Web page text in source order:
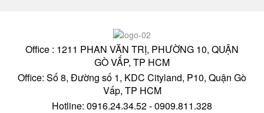
Office : 1211 PHAN VĂN TRỊ, PHƯỜNG 10, QUẬN
GÒ VẤP, TP HCM
Office: Số 8, Đường số 1, KDC Cityland, P10, Quận Gò
Vấp, TP HCM
Hotline: 0916.24.34.52 - 0909.811.328